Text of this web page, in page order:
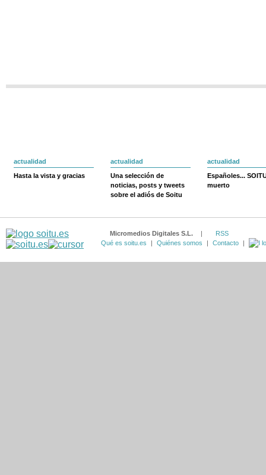
actualidad
Hasta la vista y gracias
actualidad
Una selección de
noticias, posts y tweets
sobre el adiós de Soitu
actualidad
Españoles...
muerto
Micromedios Digitales S.L. |
RSS
Qué es soitu.es
| Quiénes somos | Contacto |